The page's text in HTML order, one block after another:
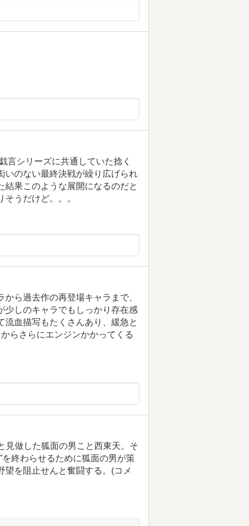
シリーズに共通していた捻く
いのない最終決戦が繰り広げられ
果このような展開になるのだと
うだけど。。。
ら過去作の再登場キャラまで、
少しのキャラでもしっかり存在感
血描写もたくさんあり、緩急と
らさらにエンジンかかってくる
見做した狐面の男こと西東天。そ
終わらせるために狐面の男が策
を阻止せんと奮闘する。(コメ